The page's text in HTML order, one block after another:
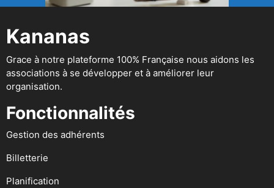
Kananas
Grace à notre plateforme 100% Française nous aidons les
associations à se développer et à améliorer leur
organisation.
Fonctionnalités
Gestion des adhérents
Billetterie
Planification